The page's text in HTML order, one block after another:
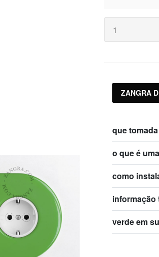
ZANGRA
que
o que é
como
informação
verde em